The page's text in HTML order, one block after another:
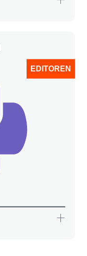
EDITOREN